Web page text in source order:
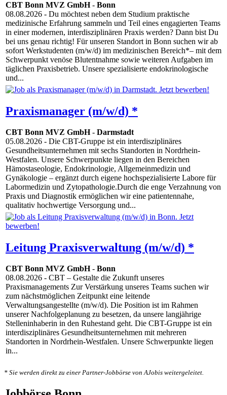
CBT Bonn MVZ GmbH- Bonn
08.08.2026 - Du möchtest neben dem Studium praktische
medizinische Erfahrung sammeln und Teil eines engagierten Teams
in einer modernen, interdisziplinären Praxis werden? Dann bist Du
bei uns genau richtig! Für unseren Standort in Bonn suchen wir ab
sofort Werkstudenten (m/w/d) im medizinischen Bereich*– mit dem
Schwerpunkt venöse Blutentnahme sowie weiteren Aufgaben im
täglichen Praxisbetrieb. Unsere spezialisierte endokrinologische
und...
Praxismanager (m/w/d) *
CBT Bonn MVZ GmbH- Darmstadt
05.08.2026 - Die CBT-Gruppe ist ein interdisziplinäres
Gesundheitsunternehmen mit sechs Standorten in Nordrhein-
Westfalen. Unsere Schwerpunkte liegen in den Bereichen
Hämostaseologie, Endokrinologie, Allgemeinmedizin und
Gynäkologie – ergänzt durch eigene hochspezialisierte Labore für
Labormedizin und Zytopathologie.Durch die enge Verzahnung von
Praxis und Diagnostik ermöglichen wir eine patientennahe,
qualitativ hochwertige Versorgung und...
Leitung Praxisverwaltung (m/w/d) *
CBT Bonn MVZ GmbH- Bonn
08.08.2026 - CBT – Gestalte die Zukunft unseres
Praxismanagements Zur Verstärkung unseres Teams suchen wir
zum nächstmöglichen Zeitpunkt eine leitende
Verwaltungsangestellte (m/w/d). Die Position ist im Rahmen
unserer Nachfolgeplanung zu besetzen, da unsere langjährige
Stelleninhaberin in den Ruhestand geht. Die CBT-Gruppe ist ein
interdisziplinäres Gesundheitsunternehmen mit mehreren
Standorten in Nordrhein-Westfalen. Unsere Schwerpunkte liegen
in...
* Sie werden direkt zu einer Partner-Jobbörse von AJobis weitergeleitet.